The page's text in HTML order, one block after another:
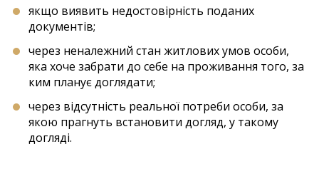
якщо виявить недостовірність поданих
документів;
через неналежний стан житлових умов особи,
яка хоче забрати до себе на проживання того, за
ким планує доглядати;
через відсутність реальної потреби особи, за
якою прагнуть встановити догляд, у такому
догляді.